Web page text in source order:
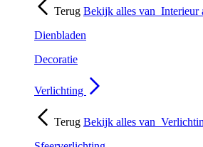
Terug Bekijk alles van Interieur
Dienbladen
Decoratie
Verlichting
Terug Bekijk alles van